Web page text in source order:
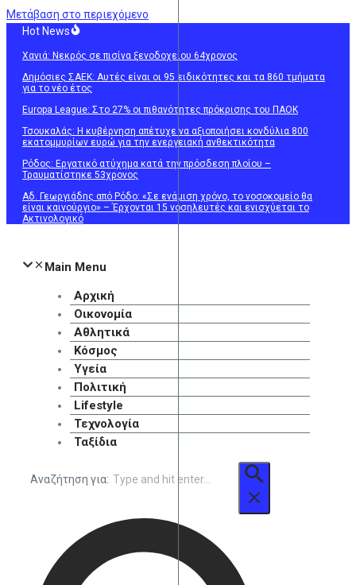
Μετάβαση στο περιεχόμενο
Hot News
Χανιά: Νεκρός σε πισίνα ξενοδοχείου 64χρονος
Δημόσιες ΣΑΕΚ: Αυτές είναι οι 95 ειδικότητες και τα 860 τμήματα
για το νέο έτος
Europa League: Στο 27% οι πιθανότητες πρόκρισης του ΠΑΟΚ
Τσουκαλάς: Η κυβέρνηση απέτυχε να αξιοποιήσει κονδύλια 800
εκατομμυρίων ευρώ για την ενεργειακή ανθεκτικότητα
Ρόδος: Εργατικό ατύχημα κατά την πρόσδεση πλοίου –
Τραυματίστηκε 53χρονος
Αδ. Γεωργιάδης από Ρόδο: «Σε ενάμιση χρόνο, το νοσοκομείο θα
είναι καινούργιο» – Έρχονται 15 νοσηλευτές και ενισχύεται το
Ακτινολογικό
Main Menu
Αρχική
Οικονομία
Αθλητικά
Κόσμος
Υγεία
Πολιτική
Lifestyle
Τεχνολογία
Ταξίδια
Αναζήτηση για: